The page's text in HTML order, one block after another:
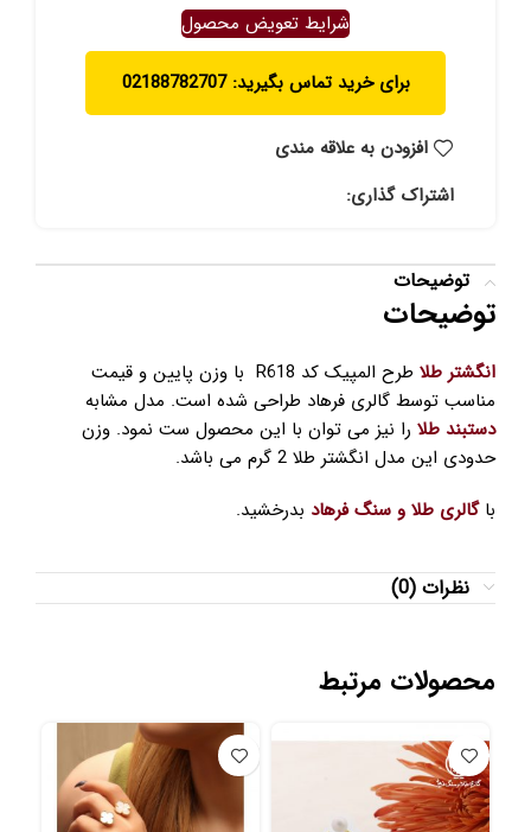
شرایط تعویض محصول
برای خرید تماس بگیرید: 02188782707
افزودن به علاقه مندی
اشتراک گذاری:
توضیحات
توضیحات
انگشتر طلا
طرح المپیک کد R618 با وزن پایین و قیمت
مناسب توسط گالری فرهاد طراحی شده است. مدل مشابه
دستبند طلا را نیز می توان با این محصول ست نمود. وزن
حدودی این مدل انگشتر طلا 2 گرم می باشد.
باگالری طلا و سنگ فرهاد بدرخشید.
نظرات (0)
محصولات مرتبط